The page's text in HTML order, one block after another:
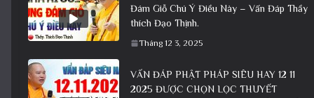
Đám Giỗ Chú Ý Điều Này – Vấn Đáp Thầy
thích Đạo Thịnh.
Tháng 12 3, 2025
VẤN ĐÁP PHẬT PHÁP SIÊU HAY 12 11
2025 ĐƯỢC CHỌN LỌC THUYẾT